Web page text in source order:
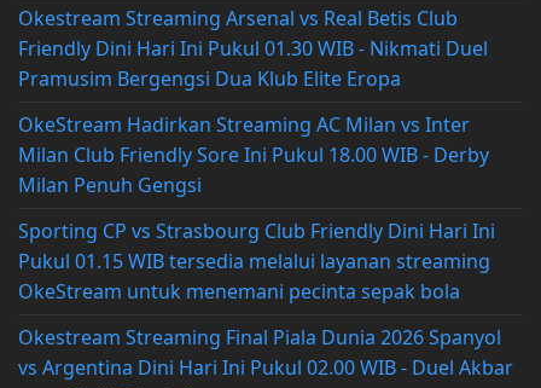
Okestream Streaming Arsenal vs Real Betis Club
Friendly Dini Hari Ini Pukul 01.30 WIB - Nikmati Duel
Pramusim Bergengsi Dua Klub Elite Eropa
OkeStream Hadirkan Streaming AC Milan vs Inter
Milan Club Friendly Sore Ini Pukul 18.00 WIB - Derby
Milan Penuh Gengsi
Sporting CP vs Strasbourg Club Friendly Dini Hari Ini
Pukul 01.15 WIB tersedia melalui layanan streaming
OkeStream untuk menemani pecinta sepak bola
Okestream Streaming Final Piala Dunia 2026 Spanyol
vs Argentina Dini Hari Ini Pukul 02.00 WIB - Duel Akbar